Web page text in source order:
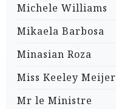
Michele Williams
Mikaela Barbosa
Minasian Roza
Miss Keeley Meijer
Mr le Ministre